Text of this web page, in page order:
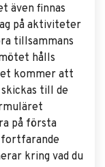
även finnas
på aktiviteter
tillsammans
hålls
kommer att
till de
på första
kring vad du